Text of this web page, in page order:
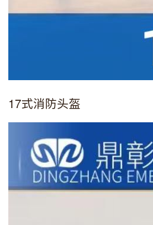
17式消防头盔